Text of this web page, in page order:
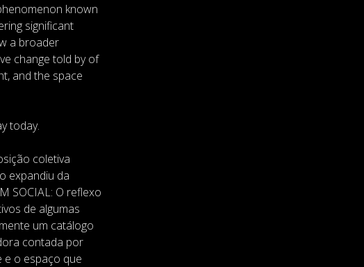
known
significant
a broader
change told by of
and the space
today.
coletiva
expandiu da
SOCIAL: O reflexo
de algumas
um catálogo
contada por
e o espaço que